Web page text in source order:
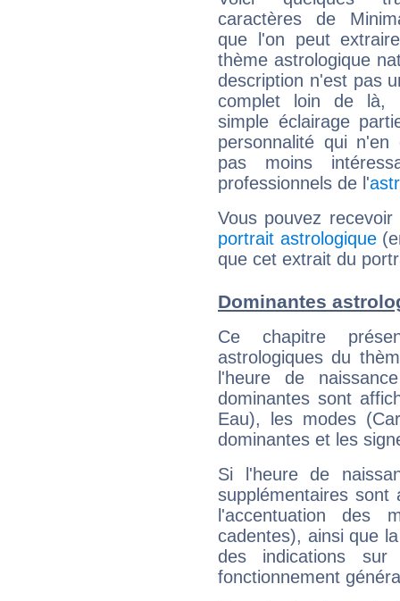
caractères de
que l'on peut
thème astrologique
description n'est pas
complet loin de là,
simple éclairage
personnalité qui n'en
pas moins
professionnels de l'
Vous pouvez
portrait astrologique
que cet extrait du
Dominantes
Ce chapitre
astrologiques du
l'heure de
dominantes sont
Eau), les modes
dominantes et les
Si l'heure de
supplémentaires sont
l'accentuation des
cadentes), ainsi que
des indications sur
fonctionnement